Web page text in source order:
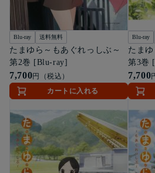
Blu-ray 送料無料
たまゆら～もあぐれっしぶ～
第2巻 [Blu-ray]
7,700円（税込）
カートに入れる
Blu-ray
たま
第3巻
7,700